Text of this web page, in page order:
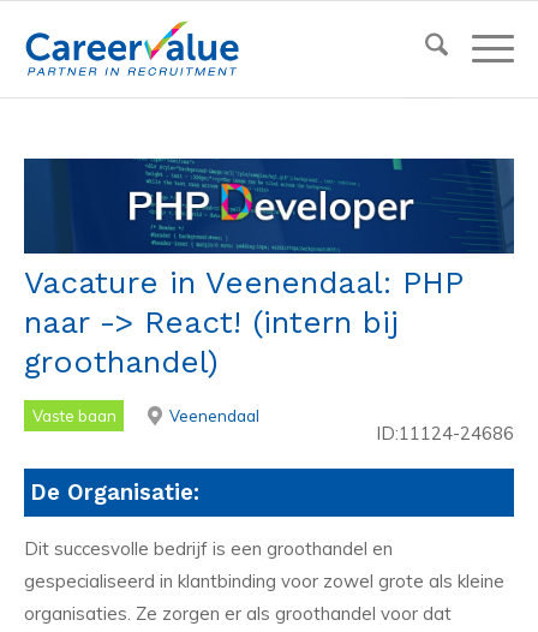
Vacature in Veenendaal: PHP
naar -> React! (intern bij
groothandel)
Vaste baan Veenendaal
ID:11124-24686
De Organisatie:
Dit succesvolle bedrijf is een groothandel en
gespecialiseerd in klantbinding voor zowel grote als kleine
organisaties. Ze zorgen er als groothandel voor dat